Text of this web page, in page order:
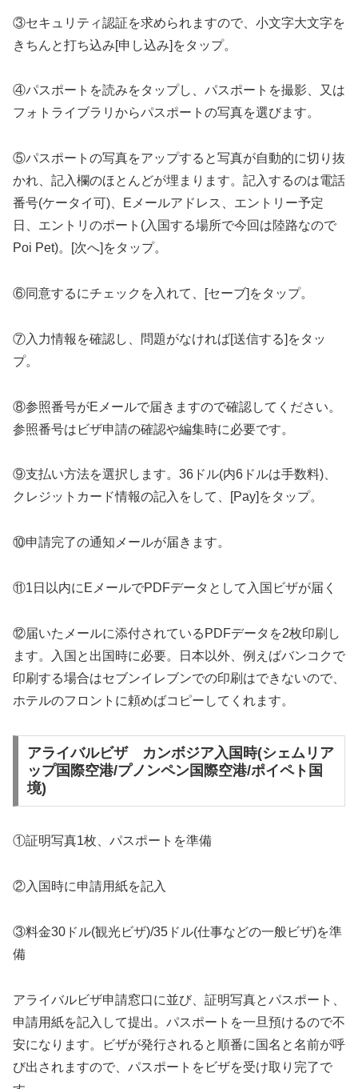
③セキュリティ認証を求められますので、小文字大文字を
きちんと打ち込み[申し込み]をタップ。
④パスポートを読みをタップし、パスポートを撮影、又は
フォトライブラリからパスポートの写真を選びます。
⑤パスポートの写真をアップすると写真が自動的に切り抜
かれ、記入欄のほとんどが埋まります。記入するのは電話
番号(ケータイ可)、Eメールアドレス、エントリー予定
日、エントリのポート(入国する場所で今回は陸路なので
Poi Pet)。[次へ]をタップ。
⑥同意するにチェックを入れて、[セーブ]をタップ。
⑦入力情報を確認し、問題がなければ[送信する]をタッ
プ。
⑧参照番号がEメールで届きますので確認してください。
参照番号はビザ申請の確認や編集時に必要です。
⑨支払い方法を選択します。36ドル(内6ドルは手数料)、
クレジットカード情報の記入をして、[Pay]をタップ。
⑩申請完了の通知メールが届きます。
⑪1日以内にEメールでPDFデータとして入国ビザが届く
⑫届いたメールに添付されているPDFデータを2枚印刷し
ます。入国と出国時に必要。日本以外、例えばバンコクで
印刷する場合はセブンイレブンでの印刷はできないので、
ホテルのフロントに頼めばコピーしてくれます。
アライバルビザ カンボジア入国時(シェムリア
ップ国際空港/プノンペン国際空港/ポイペト国
境)
①証明写真1枚、パスポートを準備
②入国時に申請用紙を記入
③料金30ドル(観光ビザ)/35ドル(仕事などの一般ビザ)を準
備
アライバルビザ申請窓口に並び、証明写真とパスポート、
申請用紙を記入して提出。パスポートを一旦預けるので不
安になります。ビザが発行されると順番に国名と名前が呼
び出されますので、パスポートをビザを受け取り完了で